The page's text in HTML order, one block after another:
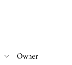
Owner